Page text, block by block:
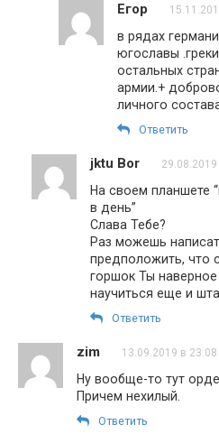
Егор
в рядах
югославы
остальных
армии.+
личного
Ответить
jktu Bor
На своем планшете
в день”
Слава Тебе?
Раз можешь
предположить, что
горшок Ты
научиться еще и
Ответить
zim 13.09.2019 в 23:08
Ну вообще-то тут
Причем нехилый.
Ответить